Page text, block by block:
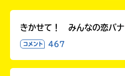
きかせて！ みんなの恋バナ
コメント 467